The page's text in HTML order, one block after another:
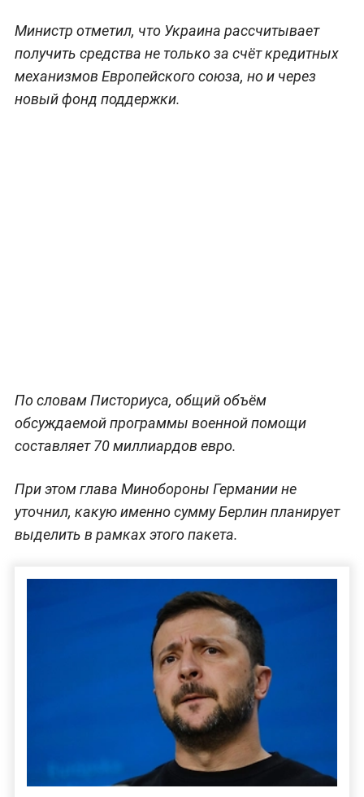
Министр отметил, что Украина рассчитывает
получить средства не только за счёт кредитных
механизмов Европейского союза, но и через
новый фонд поддержки.
По словам Писториуса, общий объём
обсуждаемой программы военной помощи
составляет 70 миллиардов евро.
При этом глава Минобороны Германии не
уточнил, какую именно сумму Берлин планирует
выделить в рамках этого пакета.